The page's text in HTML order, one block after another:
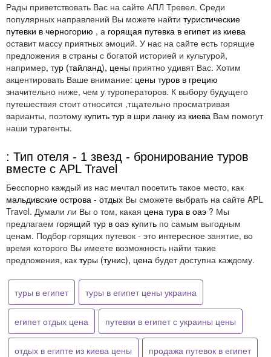
Рады приветствовать Вас на сайте АПЛ Тревел. Среди
популярных направлений Вы можете найти туристические
путевки в черногорию , а горящая путевка в египет из киева
оставит массу приятных эмоций. У нас на сайте есть горящие
предложения в страны с богатой историей и культурой,
например, тур (тайланд), цены приятно удивят Вас. Хотим
акцентировать Ваше внимание: цены туров в грецию
значительно ниже, чем у туроператоров. К выбору будущего
путешествия стоит относится ,тщательно просматривая
варианты, поэтому купить тур в шри ланку из киева Вам помогут
наши турагенты.
: Тип отеля - 1 звезд - бронирование туров
вместе с APL Travel
Бесспорно каждый из нас мечтал посетить такое место, как
мальдивские острова - отдых Вы сможете выбрать на сайте APL
Travel. Думали ли Вы о том, какая цена тура в оаэ ? Мы
предлагаем горящий тур в оаэ купить по самым выгодным
ценам. Подбор горящих путевок - это интересное занятие, во
время которого Вы имеете возможность найти такие
предложения, как туры (тунис), цена будет доступна каждому.
туры в египет туры в египет цены украина
египет отдых цена путевки в египет с украины цены
отдых в египте из киева цены продажа путевок в египет